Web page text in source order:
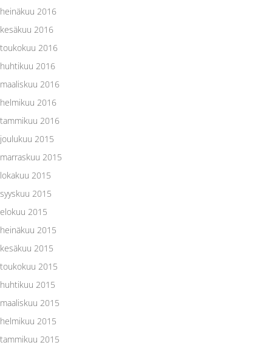
heinäkuu 2016
kesäkuu 2016
toukokuu 2016
huhtikuu 2016
maaliskuu 2016
helmikuu 2016
tammikuu 2016
joulukuu 2015
marraskuu 2015
lokakuu 2015
syyskuu 2015
elokuu 2015
heinäkuu 2015
kesäkuu 2015
toukokuu 2015
huhtikuu 2015
maaliskuu 2015
helmikuu 2015
tammikuu 2015